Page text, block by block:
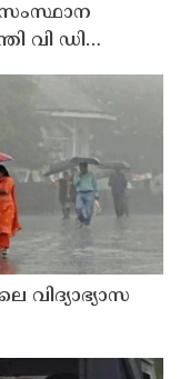
വി ഡി
വിദ്യാഭ്യാസ